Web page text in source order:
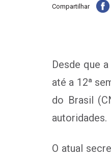
Compartilhar
Desde que
até a 12ª
do Brasil
autoridades.
O atual